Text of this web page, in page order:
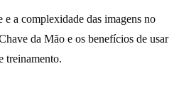
a complexidade das imagens no
da Mão e os benefícios de usar
treinamento.